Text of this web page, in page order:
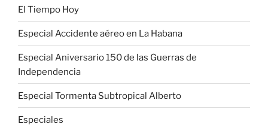
El Tiempo Hoy
Especial Accidente aéreo en La Habana
Especial Aniversario 150 de las Guerras de
Independencia
Especial Tormenta Subtropical Alberto
Especiales